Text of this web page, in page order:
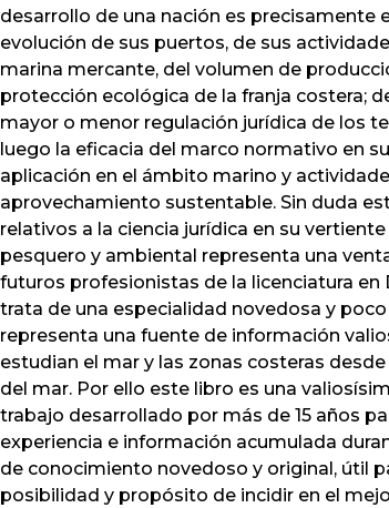
desarrollo de una nación es precisamente
evolución de sus puertos, de sus
marina mercante, del volumen de
protección ecológica de la franja costera;
mayor o menor regulación jurídica de los
luego la eficacia del marco normativo en
aplicación en el ámbito marino y
aprovechamiento sustentable. Sin duda
relativos a la ciencia jurídica en su
pesquero y ambiental representa una
futuros profesionistas de la licenciatura en
trata de una especialidad novedosa y
representa una fuente de información
estudian el mar y las zonas costeras
del mar. Por ello este libro es una
trabajo desarrollado por más de 15 años
experiencia e información acumulada
de conocimiento novedoso y original, útil
posibilidad y propósito de incidir en el